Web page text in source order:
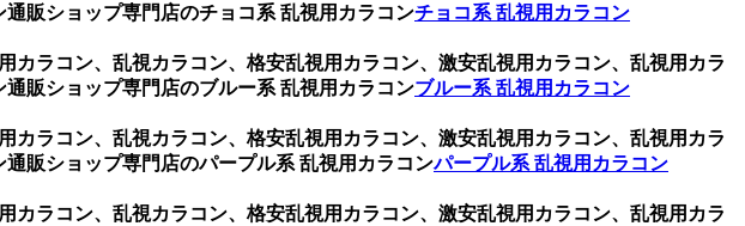
販ショップ専門店のチョコ系 乱視用カラコンチョコ系 乱視用カラコン
カラコン、乱視カラコン、格安乱視用カラコン、激安乱視用カラコン、乱視用カラ
販ショップ専門店のブルー系 乱視用カラコンブルー系 乱視用カラコン
カラコン、乱視カラコン、格安乱視用カラコン、激安乱視用カラコン、乱視用カラ
販ショップ専門店のパープル系 乱視用カラコンパープル系 乱視用カラコン
カラコン、乱視カラコン、格安乱視用カラコン、激安乱視用カラコン、乱視用カラ